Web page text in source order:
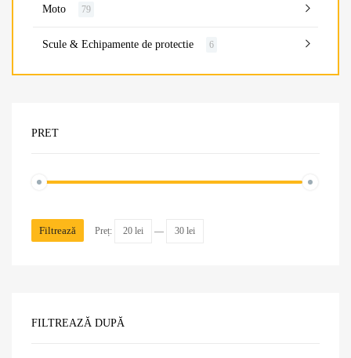
Moto 79
Scule & Echipamente de protectie 6
PRET
Filtrează Preț: 20 lei — 30 lei
FILTREAZĂ DUPĂ